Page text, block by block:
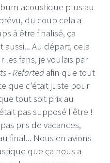
acoustique plus au
du coup cela a
à être finalisé, ça
Au départ, cela
fans, je voulais par
- Refarted afin que tout
que c'était juste pour
tout soit prix au
pas supposé l'être !
pris de vacances,
final... Nous en avions
que ça nous a